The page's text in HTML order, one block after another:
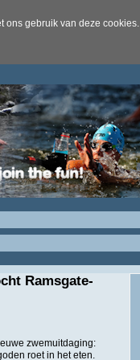
ons gebruik van deze cookies.
Ramsgate-
zwemuitdaging:
roet in het eten.